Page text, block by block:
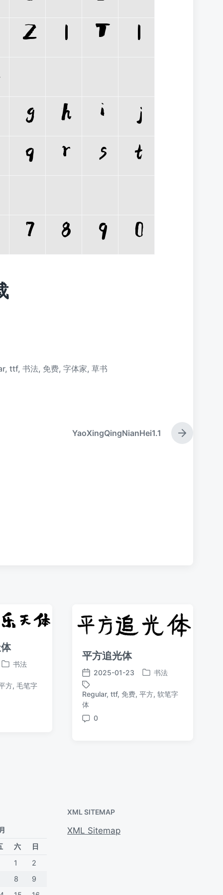
,ttf,书法, 免费,字体家,草书
下
篇
YaoXingQingNianHei1.1
发
于
书法
方,毛笔字
平方追光体
发
布
日
期
2025-01-23
发
于
书法
标
签
Regular,ttf, 免费,平方,软笔字
体
评
0
六
日
1
2
8
9
XML SITEMAP
XML Sitemap